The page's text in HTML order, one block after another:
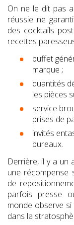
On ne le dit pas
réussie ne
des cocktails
recettes
buffet
marque ;
quantités
les pièces
service
prises de
invités
bureaux.
Derrière, il y a un
une récompense
de
parfois presse
monde observe
dans la